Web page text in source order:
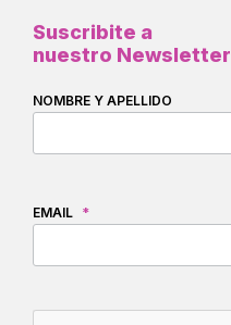
Suscribite a
nuestro Newsletter
NOMBRE Y APELLIDO
EMAIL *